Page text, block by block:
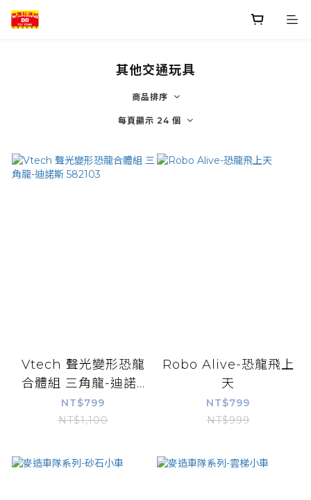
其他交通玩具
商品排序
每頁顯示 24 個
Vtech 聲光變形恐龍
合體組 三角龍-迪諾...
NT$799
NT$1,100
Robo Alive-恐龍飛上
天
NT$799
NT$999